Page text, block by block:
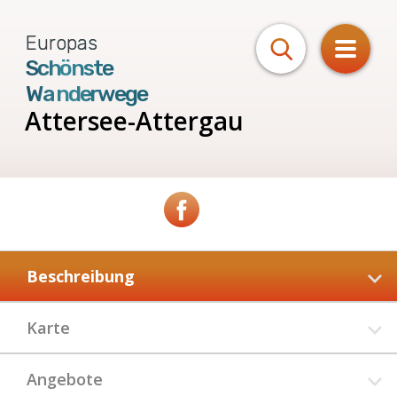
Europas
Schönste
Wanderwege
Attersee-Attergau
Beschreibung
Karte
Angebote